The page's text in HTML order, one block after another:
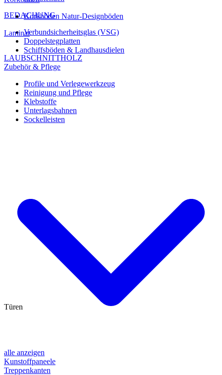
BEDACHUNG
Verbundsicherheitsglas (VSG)
Doppelstegplatten
LAUBSCHNITTHOLZ
Korkböden Natur-Designböden
Laminat
Schiffsböden & Landhausdielen
Zubehör & Pflege
Profile und Verlegewerkzeug
Reinigung und Pflege
Klebstoffe
Unterlagsbahnen
Sockelleisten
alle anzeigen
Kunstoffpaneele
Treppenkanten
Türen